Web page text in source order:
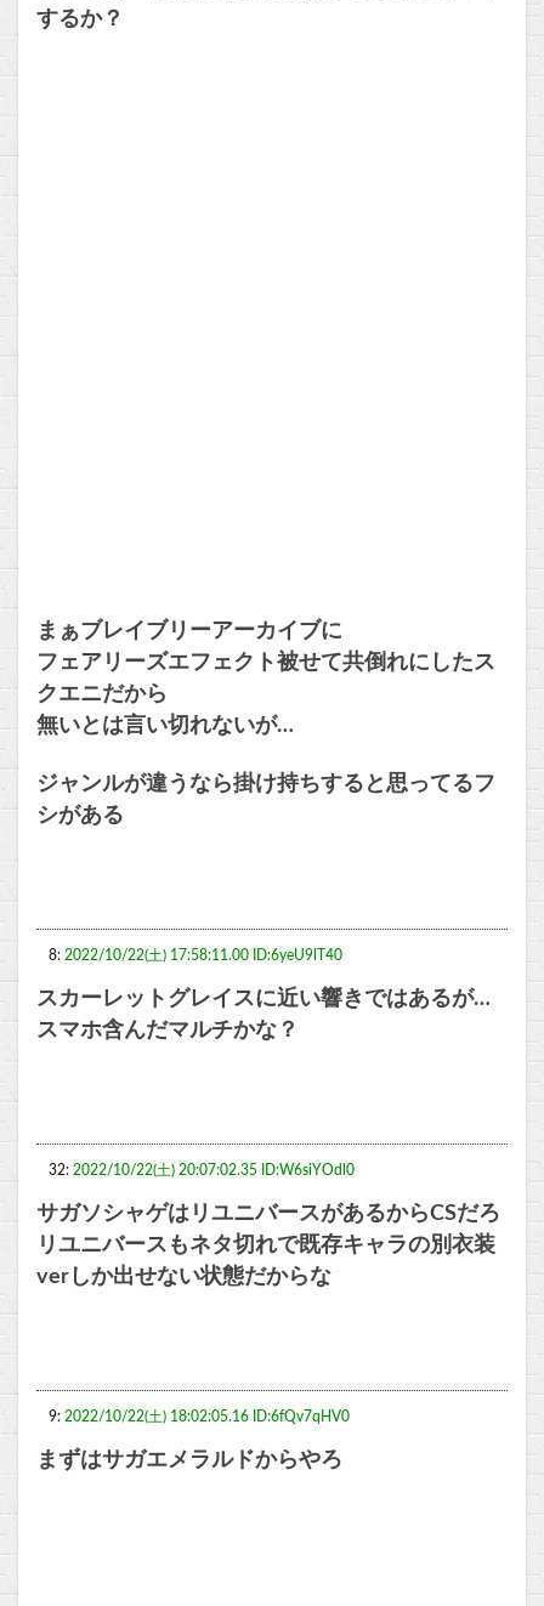
するか？
まぁブレイブリーアーカイブに
フェアリーズエフェクト被せて共倒れにしたス
クエニだから
無いとは言い切れないが…
ジャンルが違うなら掛け持ちすると思ってるフ
シがある
8: 2022/10/22(土) 17:58:11.00 ID:6yeU9lT40
スカーレットグレイスに近い響きではあるが…
スマホ含んだマルチかな？
32: 2022/10/22(土) 20:07:02.35 ID:W6siYOdl0
サガソシャゲはリユニバースがあるからCSだろ
リユニバースもネタ切れで既存キャラの別衣装
verしか出せない状態だからな
9: 2022/10/22(土) 18:02:05.16 ID:6fQv7qHV0
まずはサガエメラルドからやろ